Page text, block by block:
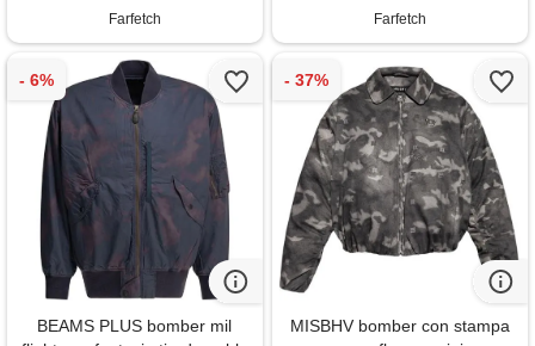
Farfetch
Farfetch
BEAMS PLUS bomber mil
MISBHV bomber con stampa